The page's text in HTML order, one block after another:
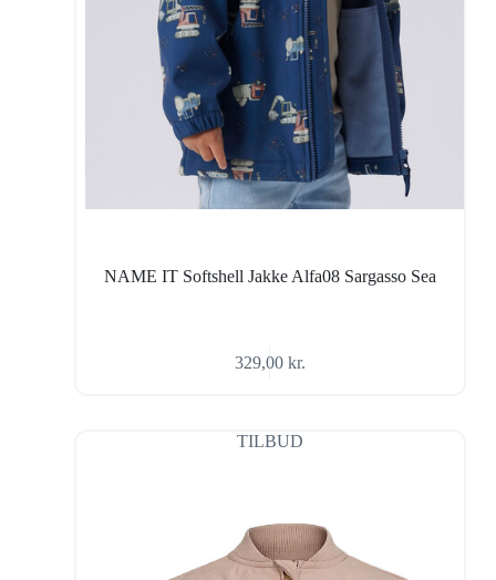
NAME IT Softshell Jakke Alfa08 Sargasso Sea
329,00 kr.
TILBUD